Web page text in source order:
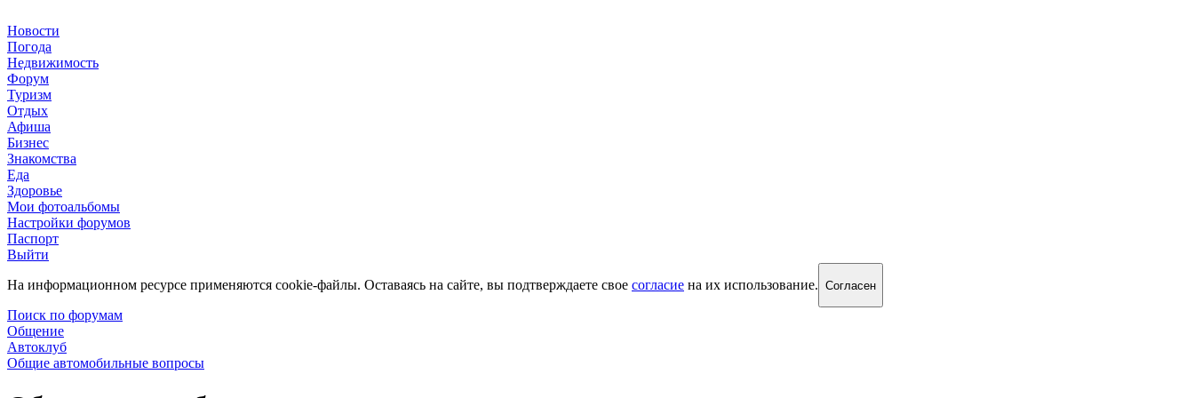
Новости
Погода
Недвижимость
Форум
Туризм
Отдых
Афиша
Бизнес
Знакомства
Еда
Здоровье
Мои фотоальбомы
Настройки форумов
Паспорт
Выйти
На информационном ресурсе применяются cookie-файлы. Оставаясь на сайте, вы подтверждаете свое согласие на их использование. Согласен
Поиск по форумам
Общение
Автоклуб
Общие автомобильные вопросы